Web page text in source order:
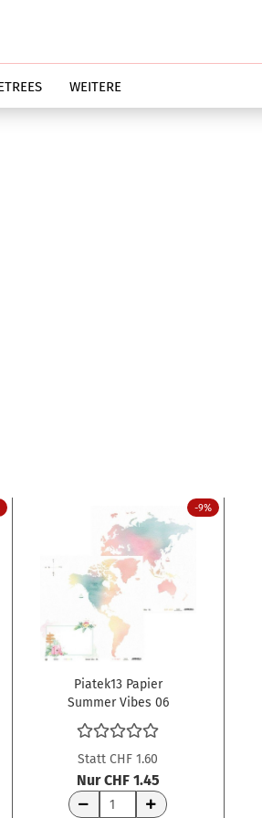
WEITERE
-9%
Piatek13 Papier
Summer Vibes 06
12x12"
Statt CHF 1.60
Nur CHF 1.45